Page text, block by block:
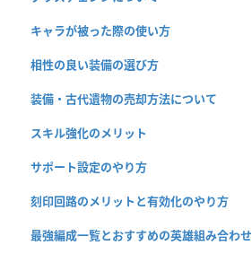
キャラが被った際の使い方
相性の良い装備の選び方
装備・古代遺物の売却方法について
スキル強化のメリット
サポート設定のやり方
刻印回路のメリットと有効化のやり方
最強編成一覧とおすすめの英雄組み合わせ